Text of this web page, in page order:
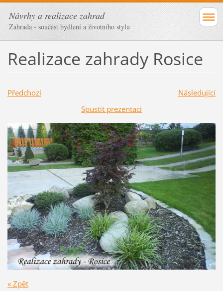
Návrhy a realizace zahrad
Zahrada - součást bydlení a životního stylu
Realizace zahrady Rosice
Předchozí
Následující
Spustit prezentaci
« Zpět